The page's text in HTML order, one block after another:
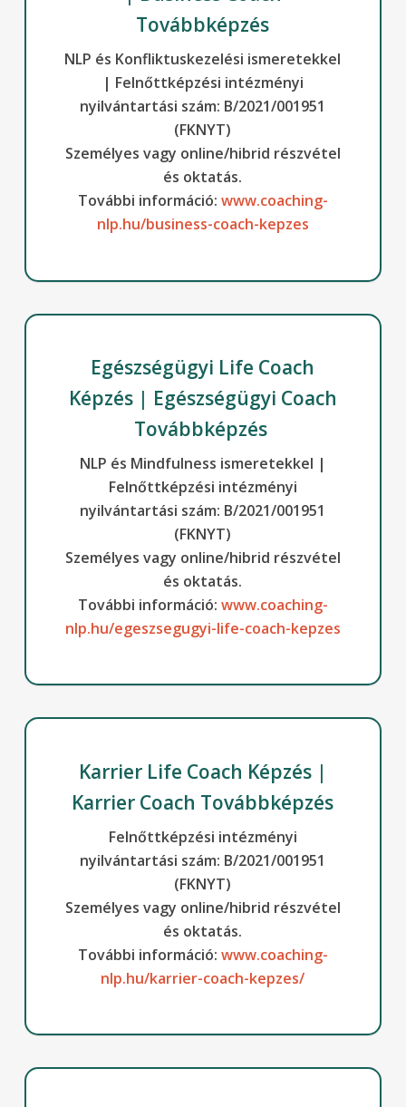
Továbbképzés
NLP és Konfliktuskezelési ismeretekkel
| Felnőttképzési intézményi
nyilvántartási szám: B/2021/001951
(FKNYT)
Személyes vagy online/hibrid részvétel
és oktatás.
További információ: www.coaching-
nlp.hu/business-coach-kepzes
Egészségügyi Life Coach
Képzés | Egészségügyi Coach
Továbbképzés
NLP és Mindfulness ismeretekkel |
Felnőttképzési intézményi
nyilvántartási szám: B/2021/001951
(FKNYT)
Személyes vagy online/hibrid részvétel
és oktatás.
További információ: www.coaching-
nlp.hu/egeszsegugyi-life-coach-kepzes
Karrier Life Coach Képzés |
Karrier Coach Továbbképzés
Felnőttképzési intézményi
nyilvántartási szám: B/2021/001951
(FKNYT)
Személyes vagy online/hibrid részvétel
és oktatás.
További információ: www.coaching-
nlp.hu/karrier-coach-kepzes/